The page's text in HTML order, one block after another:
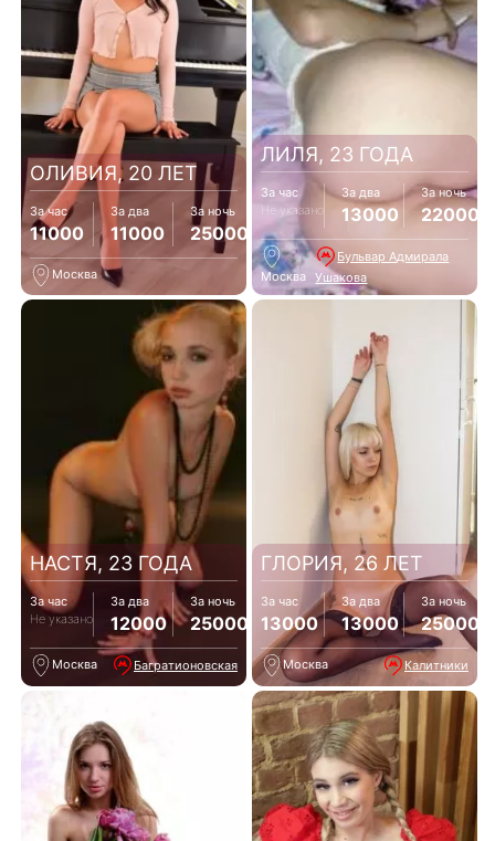
ОЛИВИЯ, 20 ЛЕТ
За час
11000
За два
11000
За ночь
25000
Москва
ЛИЛЯ, 23 ГОДА
За час
Не указано
За два
13000
За ночь
22000
Москва
Бульвар Адмирала
Ушакова
НАСТЯ, 23 ГОДА
За час
Не указано
За два
12000
За ночь
25000
Москва Багратионовская
ГЛОРИЯ, 26 ЛЕТ
За час
13000
За два
13000
За ночь
25000
Москва Калитники